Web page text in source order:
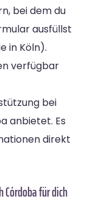
bei dem du
ausfüllst
in Köln).
verfügbar
bei
anbietet. Es
direkt
für dich